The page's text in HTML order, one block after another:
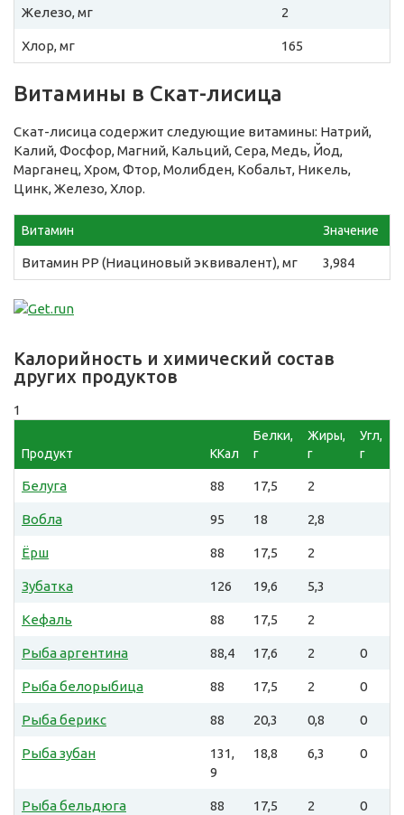
Железо, мг 2
Хлор, мг 165
Витамины в Скат-лисица
Скат-лисица содержит следующие витамины: Натрий,
Калий, Фосфор, Магний, Кальций, Сера, Медь, Йод,
Марганец, Хром, Фтор, Молибден, Кобальт, Никель,
Цинк, Железо, Хлор.
Витамин Значение
Витамин PP (Ниациновый эквивалент), мг 3,984
Калорийность и химический состав
других продуктов
1
Продукт ККал
Белки,
г
Жиры,
г
Угл,
г
Белуга 88 17,5 2
Вобла 95 18 2,8
Ёрш 88 17,5 2
Зубатка 126 19,6 5,3
Кефаль 88 17,5 2
Рыба аргентина 88,4 17,6 2 0
Рыба белорыбица 88 17,5 2 0
Рыба берикс 88 20,3 0,8 0
Рыба зубан
131,
9
18,8 6,3 0
Рыба бельдюга 88 17,5 2 0